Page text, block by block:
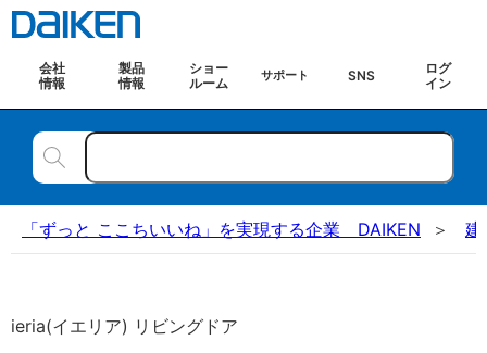
会社
情報
製品
情報
ショー
ルーム
サポート SNS
ログ
イン
「ずっと ここちいいね」を実現する企業 DAIKEN 建
ieria(イエリア) リビングドア